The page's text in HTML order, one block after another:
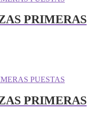
PRIMERAS
PRIMERAS